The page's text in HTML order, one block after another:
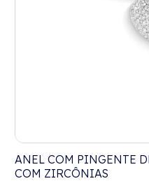
ANEL COM PINGENTE
COM ZIRCÔNIAS